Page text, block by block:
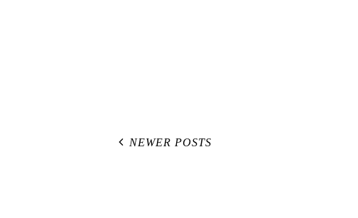
NEWER POSTS